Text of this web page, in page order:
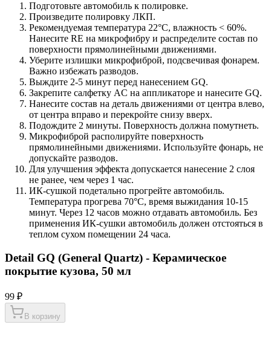
Подготовьте автомобиль к полировке.
Произведите полировку ЛКП.
Рекомендуемая температура 22°С, влажность < 60%.
Нанесите RE на микрофибру и распределите состав по
поверхности прямолинейными движениями.
Уберите излишки микрофиброй, подсвечивая фонарем.
Важно избежать разводов.
Выждите 2-5 минут перед нанесением GQ.
Закрепите салфетку AC на аппликаторе и нанесите GQ.
Нанесите состав на деталь движениями от центра влево,
от центра вправо и перекройте снизу вверх.
Подождите 2 минуты. Поверхность должна помутнеть.
Микрофиброй располируйте поверхность
прямолинейными движениями. Используйте фонарь, не
допускайте разводов.
Для улучшения эффекта допускается нанесение 2 слоя
не ранее, чем через 1 час.
ИК-сушкой подетально прогрейте автомобиль.
Температура прогрева 70°С, время выжидания 10-15
минут. Через 12 часов можно отдавать автомобиль. Без
применения ИК-сушки автомобиль должен отстояться в
теплом сухом помещении 24 часа.
Detail GQ (General Quartz) - Керамическое
покрытие кузова, 50 мл
99 ₽
В корзину